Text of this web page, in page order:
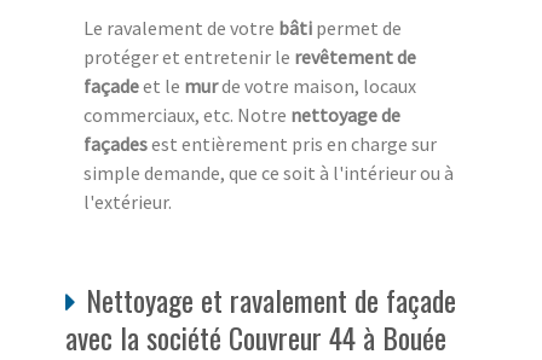
Le ravalement de votre bâti permet de
protéger et entretenir le revêtement de
façadeet le murde votre maison, locaux
commerciaux, etc. Notre nettoyage de
façadesest entièrement pris en charge sur
simple demande, que ce soit à l'intérieur ou à
l'extérieur.
Nettoyage et ravalement de façade
avec la société Couvreur 44 à Bouée